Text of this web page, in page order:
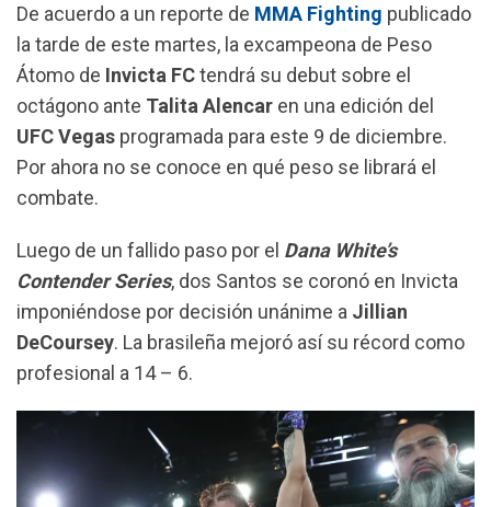
o
o
k
A
p
p
r
a
m
De acuerdo a un reporte de MMA Fighting publicado
la tarde de este martes, la excampeona de Peso
Átomo de Invicta FCtendrá su debut sobre el
octágono ante Talita Alencar en una edición del
UFC Vegas programada para este 9 de diciembre.
Por ahora no se conoce en qué peso se librará el
combate.
Luego de un fallido paso por el Dana White’s
Contender Series, dos Santos se coronó en Invicta
imponiéndose por decisión unánime a Jillian
DeCoursey. La brasileña mejoró así su récord como
profesional a 14 – 6.